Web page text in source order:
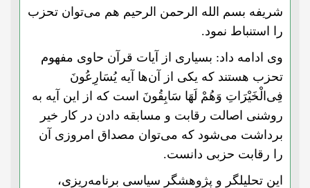
شریفه بسم الله الرحمن الرحیم هم می‌توان تحزب
را استنباط نمود.
وی ادامه داد: بسیاری از آیات قرآن حاوی مفهوم
تحزب هستند که یکی از آن‌ها آیه یُسَارِعُونَ
فِی‌الْخَیْرَاتِ وَهُمْ لَهَا سَابِقُونَ است که از این آیه به
روشنی اصالت رقابت و مسابقه دادن در کار خیر
برداشت می‌شود که می‌توان مصداق امروزی آن
را رقابت حزبی دانست.
این تحلیلگر و پژوهشگر سیاسی برنامه‌ریزی،